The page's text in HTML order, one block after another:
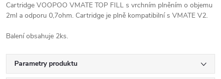
Cartridge VOOPOO VMATE TOP FILL s vrchním plněním o objemu
2ml a odporu 0,7ohm. Cartridge je plně kompatibilní s VMATE V2.
Balení obsahuje 2ks.
Parametry produktu